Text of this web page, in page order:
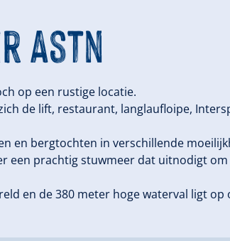
Astn
op een rustige locatie.
de lift, restaurant, langlaufloipe,
en bergtochten in verschillende
een prachtig stuwmeer dat uitnodigt
en de 380 meter hoge waterval ligt op